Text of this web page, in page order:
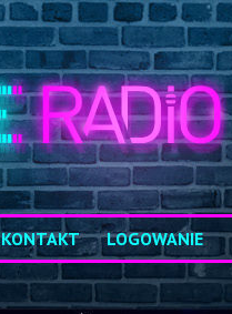
KONTAKT LOGOWANIE